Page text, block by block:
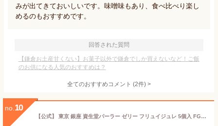
みが出てきておいしいです。味噌味もあり、食べ比べり楽し
めるのもおすすめです。
回答された質問
【鎌倉お土産甘くない】お菓子以外で鎌倉でしか買えないなど！ご飯
のお供になる人気のおすすめは？
全てのおすすめコメント (2件) >
no. 10
【公式】 東京 銀座 資生堂パーラー ゼリー フリュイジュレ 5個入 FG22 フルーツゼリー 5種5個 詰め合わせ ゼリーギフト ジュレ 白桃 マンゴー チェリー はっさく ラ・フランス 洋菓子 スイーツ お中元 ギフト 2026 暑中見舞い お祝い 出産祝い 内祝い 手土産 東京土産